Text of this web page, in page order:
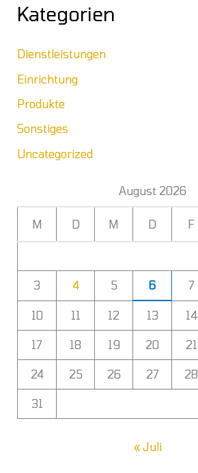
Kategorien
Dienstleistungen
Einrichtung
Produkte
Sonstiges
Uncategorized
August 2026
M D M D F
3 4 5 6 7
10 11 12 13 14
17 18 19 20 21
24 25 26 27 28
31
« Juli